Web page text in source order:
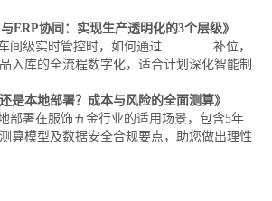
ERP协同：实现生产透明化的3个层级》
间级实时管控时，如何通过
补位，
入库的全流程数字化，适合计划深化智能制
是本地部署？成本与风险的全面测算》
部署在服饰五金行业的适用场景，包含5年
算模型及数据安全合规要点，助您做出理性